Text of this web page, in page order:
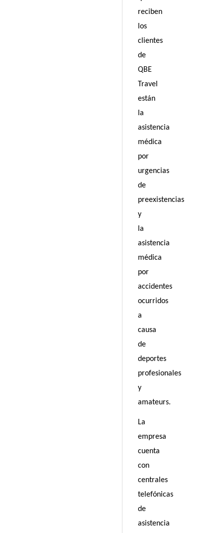
reciben
los
clientes
de
QBE
Travel
están
la
asistencia
médica
por
urgencias
de
preexistencias
y
la
asistencia
médica
por
accidentes
ocurridos
a
causa
de
deportes
profesionales
y
amateurs.
La
empresa
cuenta
con
centrales
telefónicas
de
asistencia